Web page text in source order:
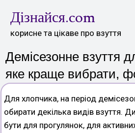
content
Дізнайся.com
корисне та цікаве про взуття
Демісезонне взуття
яке краще вибрати,
Для хлопчика, на період
обирати декілька видів взуття.
бути для прогулянок, для